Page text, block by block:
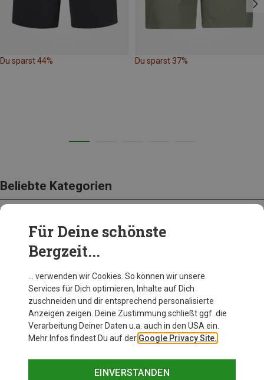
Du sparst 44% Du sparst 37%
Beliebte Kategorien
BEKLEIDUNG
Für Deine schönste
Bergzeit...
… verwenden wir Cookies. So können wir unsere
Services für Dich optimieren, Inhalte auf Dich
zuschneiden und dir entsprechend personalisierte
Anzeigen zeigen. Deine Zustimmung schließt ggf. die
Verarbeitung Deiner Daten u.a. auch in den USA ein.
Mehr Infos findest Du auf der Google Privacy Site.
EINVERSTANDEN